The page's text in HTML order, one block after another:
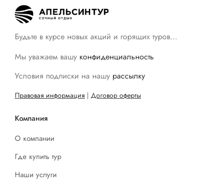
Будьте в курсе новых акций и горящих туров…
Мы уважаем вашу конфиденциальность
Условия подписки на нашу рассылку
Правовая информация | Договор оферты
Компания
О компании
Где купить тур
Наши услуги